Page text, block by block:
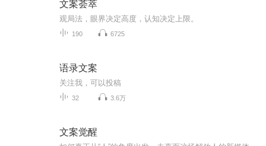
文案荟萃
观局️法，眼界决定高度，认知决定上限。
190 6725
语录文案
关注我，可以投稿
32 3.6万
文案觉醒